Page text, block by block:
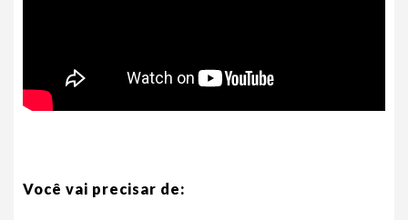
Você vai precisar de: